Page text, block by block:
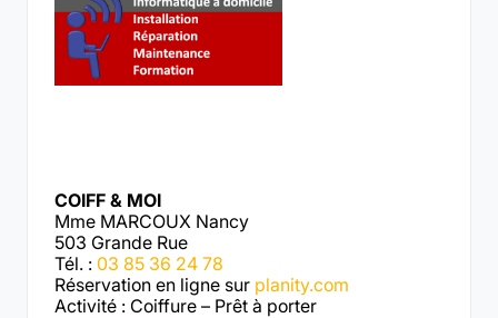
COIFF & MOI
Mme MARCOUX Nancy
503 Grande Rue
Tél. : 03 85 36 24 78
Réservation en ligne sur planity.com
Activité : Coiffure – Prêt à porter